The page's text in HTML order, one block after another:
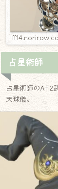
占星術師
占星術師のAF2
天球儀。